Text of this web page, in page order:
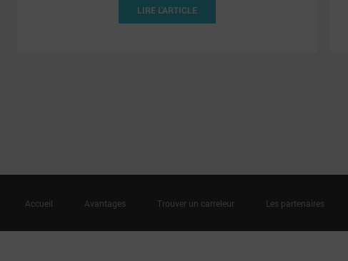
LIRE L'ARTICLE
Accueil Avantages Trouver un carreleur Les partenaires